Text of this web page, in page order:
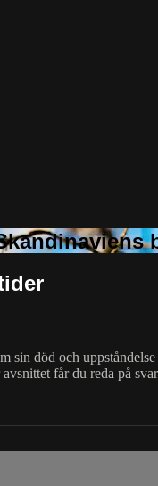
sin död och
får du reda på